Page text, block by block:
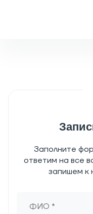
Заполните
ответим на все
запишем к